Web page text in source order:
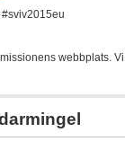
webbplats.